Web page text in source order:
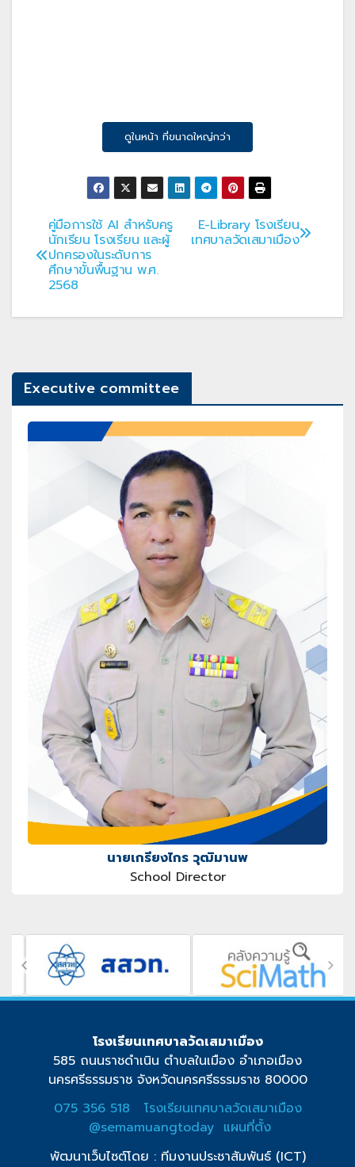
ดูในหน้า ที่ขนาดใหญ่กว่า
Post
navigation
E-Library โรงเรียน
เทศบาลวัดเสมาเมือง
คู่มือการใช้ AI สำหรับครู
นักเรียน โรงเรียน และผู้
ปกครองในระดับการ
ศึกษาขั้นพื้นฐาน พ.ศ.
2568
Executive committee
นายเกรียงไกร วุฒิมานพ
School Director
โรงเรียนเทศบาลวัดเสมาเมือง
585 ถนนราชดำเนิน ตำบลในเมือง อำเภอเมือง
นครศรีธรรมราช จังหวัดนครศรีธรรมราช 80000
075 356 518
โรงเรียนเทศบาลวัดเสมาเมือง
@semamuangtoday แผนที่ตั้ง
พัฒนาเว็บไซต์โดย : ทีมงานประชาสัมพันธ์ (ICT)